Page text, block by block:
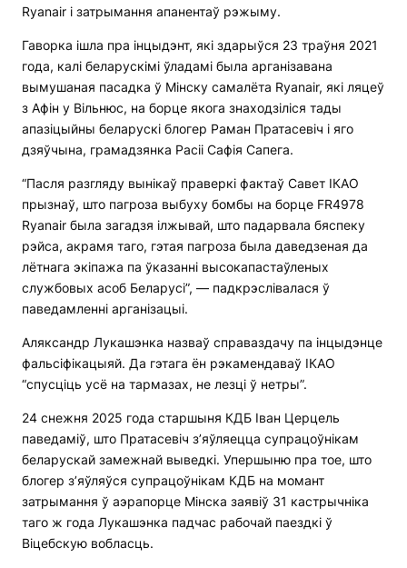
Ryanair і затрымання апанентаў рэжыму.
Гаворка ішла пра інцыдэнт, які здарыўся 23 траўня 2021
года, калі беларускімі ўладамі была арганізавана
вымушаная пасадка ў Мінску самалёта Ryanair, які ляцеў
з Афін у Вільнюс, на борце якога знаходзіліся тады
апазіцыйны беларускі блогер Раман Пратасевіч і яго
дзяўчына, грамадзянка Расіі Сафія Сапега.
“Пасля разгляду вынікаў праверкі фактаў Савет ІКАО
прызнаў, што пагроза выбуху бомбы на борце FR4978
Ryanair была загадзя ілжывай, што падарвала бяспеку
рэйса, акрамя таго, гэтая пагроза была даведзеная да
лётнага экіпажа па ўказанні высокапастаўленых
службовых асоб Беларусі”, — падкрэслівалася ў
паведамленні арганізацыі.
Аляксандр Лукашэнка назваў справаздачу па інцыдэнце
фальсіфікацыяй. Да гэтага ён рэкамендаваў ІКАО
“спусціць усё на тармазах, не лезці ў нетры”.
24 снежня 2025 года старшыня КДБ Іван Церцель
паведаміў, што Пратасевіч з’яўляецца супрацоўнікам
беларускай замежнай выведкі. Упершыню пра тое, што
блогер з’яўляўся супрацоўнікам КДБ на момант
затрымання ў аэрапорце Мінска заявіў 31 кастрычніка
таго ж года Лукашэнка падчас рабочай паездкі ў
Віцебскую вобласць.